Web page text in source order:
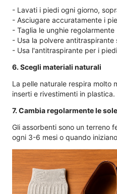
- Lavati i piedi ogni giorno,
- Asciugare accuratamente i
- Taglia le unghie regolarmente
- Usa la polvere antitraspirante
- Usa l'antitraspirante per i
6. Scegli materiali naturali
La pelle naturale respira molto
inserti e rivestimenti in plastica.
7. Cambia regolarmente le
Gli assorbenti sono un terreno
ogni 3-6 mesi o quando